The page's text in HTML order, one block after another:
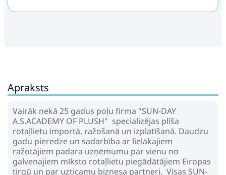
Apraksts
Vairāk nekā 25 gadus poļu firma "SUN-DAY
A.S.ACADEMY OF PLUSH" specializējas plīša
rotaļlietu importā, ražošanā un izplatīšanā. Daudzu
gadu pieredze un sadarbība ar lielākajiem
ražotājiem padara uzņēmumu par vienu no
galvenajiem mīksto rotaļlietu piegādātājiem Eiropas
tirgū un par uzticamu biznesa partneri. Visas SUN-